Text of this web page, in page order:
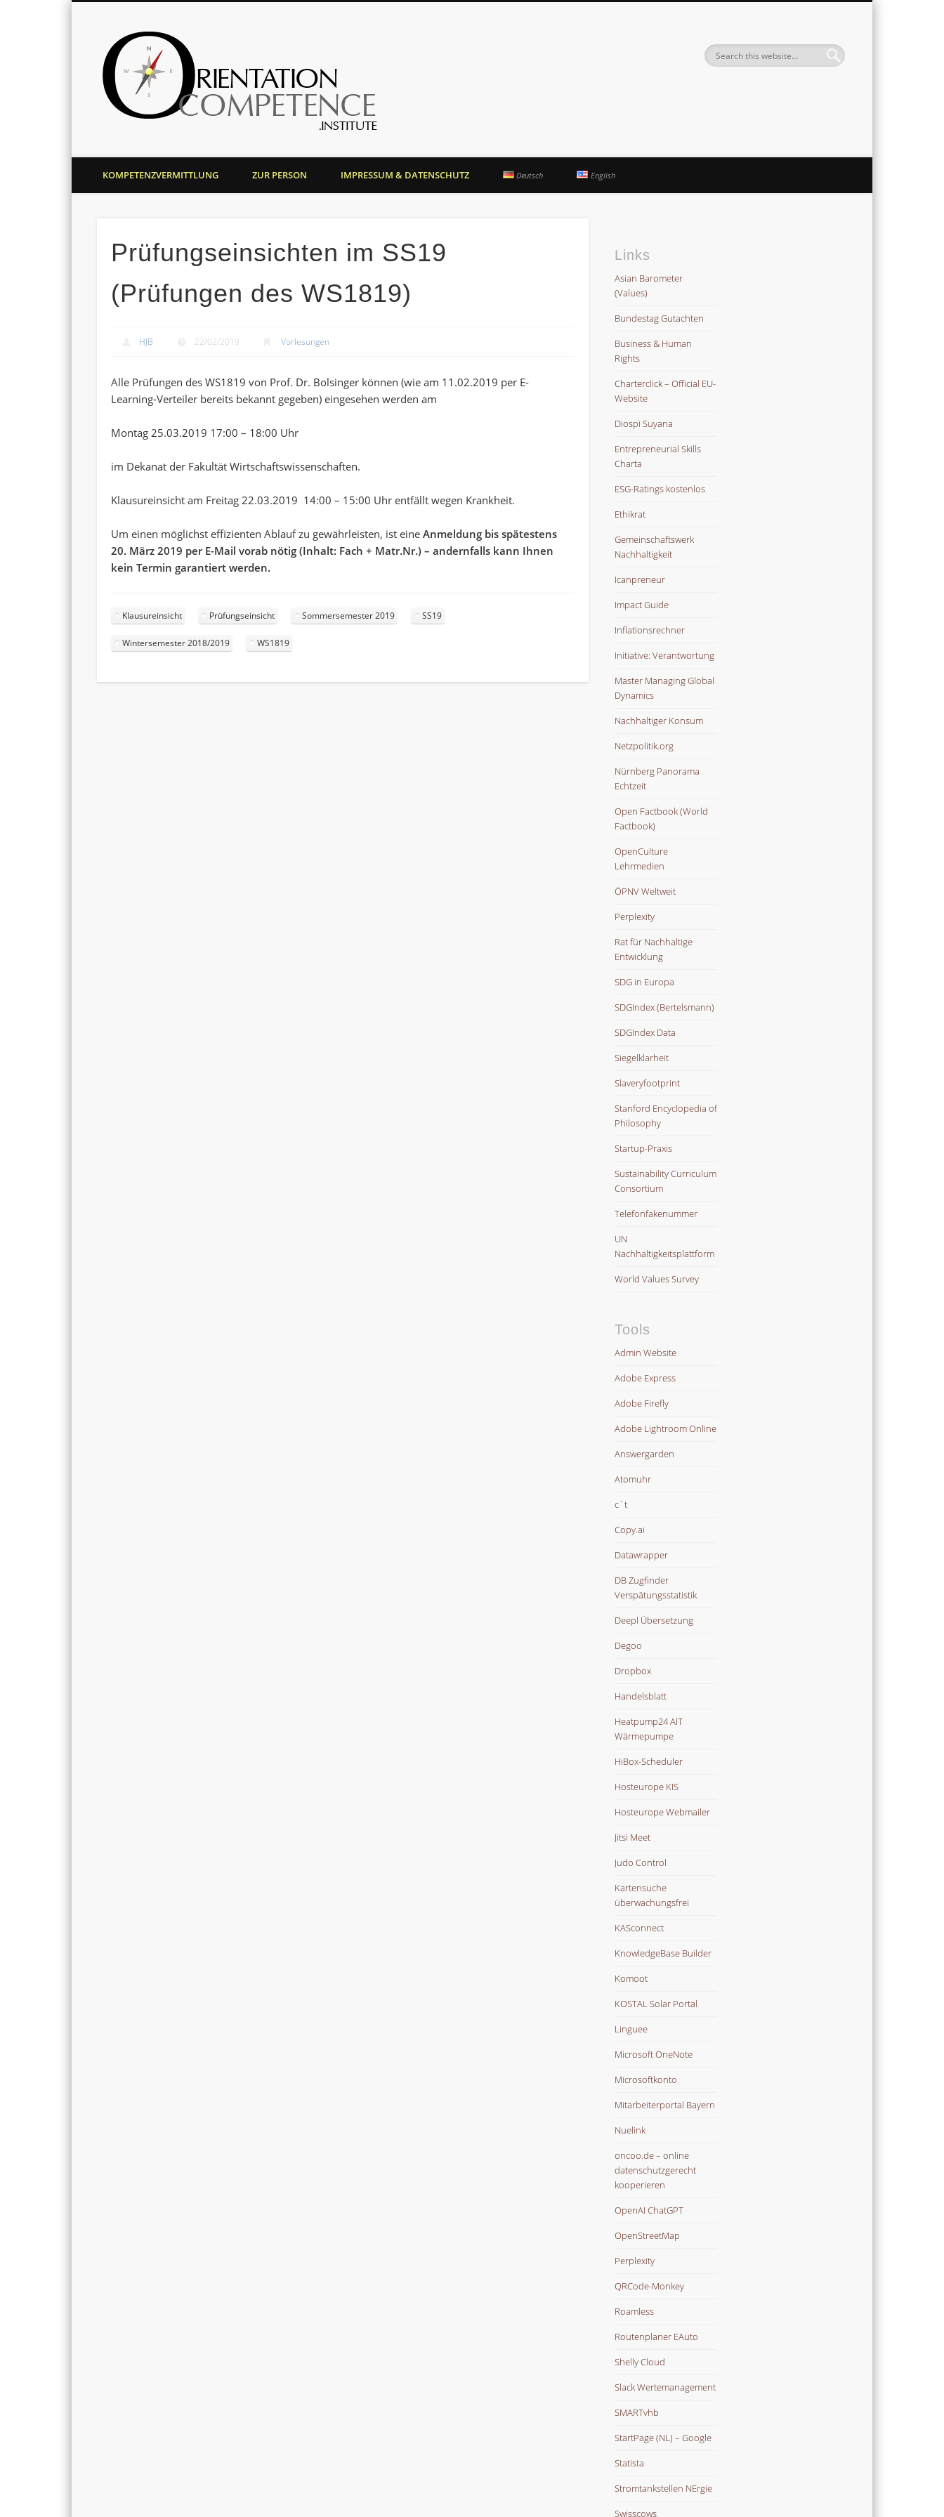
OrientationCompetence.Institute
Harald J. Bolsinger
KOMPETENZVERMITTLUNG ZUR PERSON IMPRESSUM & DATENSCHUTZ Deutsch English
Prüfungseinsichten im SS19
(Prüfungen des WS1819)
HJB 22/02/2019 Vorlesungen
Alle Prüfungen des WS1819 von Prof. Dr. Bolsinger können (wie am 11.02.2019 per E-
Learning-Verteiler bereits bekannt gegeben) eingesehen werden am
Montag 25.03.2019 17:00 – 18:00 Uhr
im Dekanat der Fakultät Wirtschaftswissenschaften.
Klausureinsicht am Freitag 22.03.2019 14:00 – 15:00 Uhr entfällt wegen Krankheit.
Um einen möglichst effizienten Ablauf zu gewährleisten, ist eineAnmeldung bis spätestens
20. März 2019 per E-Mail vorab nötig (Inhalt: Fach + Matr.Nr.) – andernfalls kann Ihnen
kein Termin garantiert werden.
Klausureinsicht Prüfungseinsicht Sommersemester 2019 SS19
Wintersemester 2018/2019 WS1819
Links
Asian Barometer
(Values)
Bundestag Gutachten
Business & Human
Rights
Charterclick – Official EU-
Website
Diospi Suyana
Entrepreneurial Skills
Charta
ESG-Ratings kostenlos
Ethikrat
Gemeinschaftswerk
Nachhaltigkeit
Icanpreneur
Impact Guide
Inflationsrechner
Initiative: Verantwortung
Master Managing Global
Dynamics
Nachhaltiger Konsum
Netzpolitik.org
Nürnberg Panorama
Echtzeit
Open Factbook (World
Factbook)
OpenCulture
Lehrmedien
ÖPNV Weltweit
Perplexity
Rat für Nachhaltige
Entwicklung
SDG in Europa
SDGIndex (Bertelsmann)
SDGIndex Data
Siegelklarheit
Slaveryfootprint
Stanford Encyclopedia of
Philosophy
Startup-Praxis
Sustainability Curriculum
Consortium
Telefonfakenummer
UN
Nachhaltigkeitsplattform
World Values Survey
Tools
Admin Website
Adobe Express
Adobe Firefly
Adobe Lightroom Online
Answergarden
Atomuhr
c´t
Copy.ai
Datawrapper
DB Zugfinder
Verspätungsstatistik
Deepl Übersetzung
Degoo
Dropbox
Handelsblatt
Heatpump24 AIT
Wärmepumpe
HiBox-Scheduler
Hosteurope KIS
Hosteurope Webmailer
Jitsi Meet
Judo Control
Kartensuche
überwachungsfrei
KASconnect
KnowledgeBase Builder
Komoot
KOSTAL Solar Portal
Linguee
Microsoft OneNote
Microsoftkonto
Mitarbeiterportal Bayern
Nuelink
oncoo.de – online
datenschutzgerecht
kooperieren
OpenAI ChatGPT
OpenStreetMap
Perplexity
QRCode-Monkey
Roamless
Routenplaner EAuto
Shelly Cloud
Slack Wertemanagement
SMARTvhb
StartPage (NL) – Google
Statista
Stromtankstellen NErgie
Swisscows